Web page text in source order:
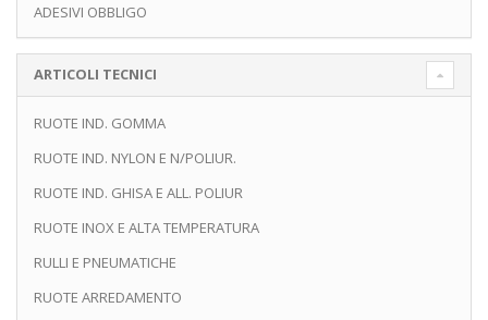
ADESIVI OBBLIGO
ARTICOLI TECNICI
RUOTE IND. GOMMA
RUOTE IND. NYLON E N/POLIUR.
RUOTE IND. GHISA E ALL. POLIUR
RUOTE INOX E ALTA TEMPERATURA
RULLI E PNEUMATICHE
RUOTE ARREDAMENTO